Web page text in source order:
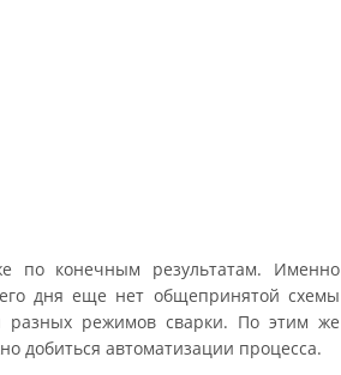
по конечным результатам. Именно
дня еще нет общепринятой схемы
разных режимов сварки. По этим же
добиться автоматизации процесса.